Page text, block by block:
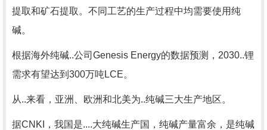
提取和矿石提取。不同工艺的生产过程中均需要使用纯
碱。
根据海外纯碱..公司Genesis Energy的数据预测，2030..锂
需求有望达到300万吨LCE。
从..来看，亚洲、欧洲和北美为..纯碱三大生产地区。
据CNKI，我国是....大纯碱生产国，纯碱产量富余，是纯碱